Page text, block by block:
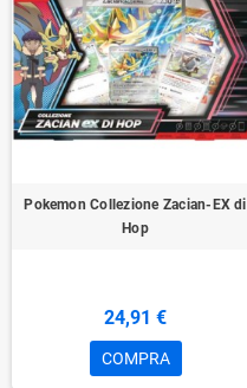
Pokemon Collezione Zacian-EX di
Hop
24,91 €
COMPRA